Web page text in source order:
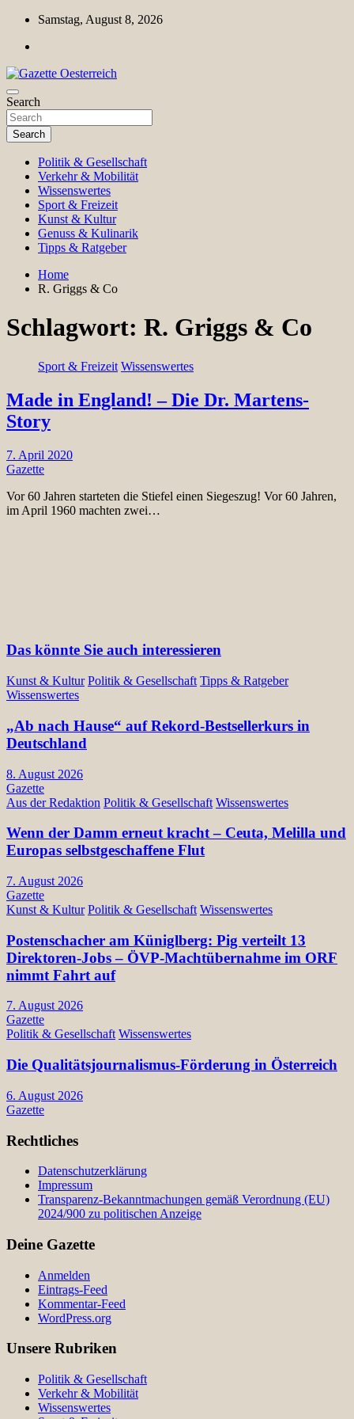
Skip
content
Samstag, August 8, 2026
Gazette Oesterreich
Magazin für Freizeit, Politik, Kultur & Wissenschaft
Search
Search
Politik & Gesellschaft
Verkehr & Mobilität
Wissenswertes
Sport & Freizeit
Kunst & Kultur
Genuss & Kulinarik
Tipps & Ratgeber
Home
R. Griggs & Co
Schlagwort: R. Griggs & Co
Sport & Freizeit Wissenswertes
Made in England! – Die Dr. Martens-
Story
7. April 2020
Gazette
Vor 60 Jahren starteten die Stiefel einen Siegeszug! Vor 60 Jahren,
im April 1960 machten zwei…
Das könnte Sie auch interessieren
Kunst & Kultur Politik & Gesellschaft Tipps & Ratgeber
Wissenswertes
„Ab nach Hause“ auf Rekord-Bestsellerkurs in
Deutschland
8. August 2026
Gazette
Aus der Redaktion Politik & Gesellschaft Wissenswertes
Wenn der Damm erneut kracht – Ceuta, Melilla und
Europas selbstgeschaffene Flut
7. August 2026
Gazette
Kunst & Kultur Politik & Gesellschaft Wissenswertes
Postenschacher am Küniglberg: Pig verteilt 13
Direktoren-Jobs – ÖVP-Machtübernahme im ORF
nimmt Fahrt auf
7. August 2026
Gazette
Politik & Gesellschaft Wissenswertes
Die Qualitätsjournalismus-Förderung in Österreich
6. August 2026
Gazette
Rechtliches
Datenschutzerklärung
Impressum
Transparenz-Bekanntmachungen gemäß Verordnung (EU)
2024/900 zu politischen Anzeige
Deine Gazette
Anmelden
Eintrags-Feed
Kommentar-Feed
WordPress.org
Unsere Rubriken
Politik & Gesellschaft
Verkehr & Mobilität
Wissenswertes